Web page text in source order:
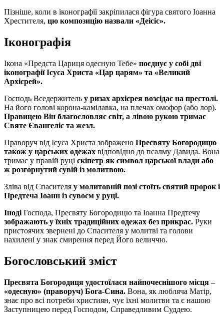
Пізніше, коли в іконографії закріпилася фігура святого Іоанна
Хрестителя, цю композицію назвали «Деісіс».
Іконографія
Ікона «Предста Цариця одесную Тебе» поєднує у собі дві
іконографії Ісуса Христа «Цар царям» та «Великий
Архієрей».
Господь Вседержитель у ризах архієрея возсідає на престолі.
На його голові корона-камілавка, на плечах омофор (або лор).
Правицею Він благословляє світ, а лівою рукою тримає
Святе Євангеліє та жезл.
Праворуч від Ісуса Христа зображено Пресвяту Богородицю
також у царських одежах відповідно до псалму Давида. Вона
тримає у правій руці скіпетр як символ царської влади або
ж розгорнутий сувій із молитвою.
Зліва від Спасителя у молитовній позі стоїть святий пророк і
Предтеча Іоанн із сувоєм у руці.
Іноді Господа, Пресвяту Богородицю та Іоанна Предтечу
зображають у їхніх традиційних одежах без прикрас. Руки
пристоячих звернені до Спасителя у молитві та голови
нахилені у знак смирення перед Його величчю.
Богословський зміст
Пресвята Богородиця удостоїлася найпочеснішого місця –
«одесную» (праворуч) Бога-Сина. Вона, як любляча Матір,
знає про всі потреби християн, чує їхні молитви та є нашою
Заступницею перед Господом, Справедливим Суддею.